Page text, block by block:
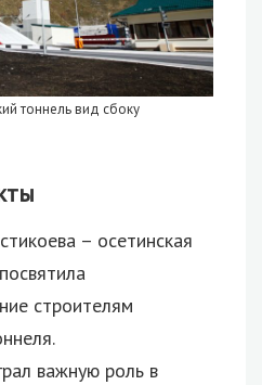
тоннель вид сбоку
– осетинская
строителям
важную роль в